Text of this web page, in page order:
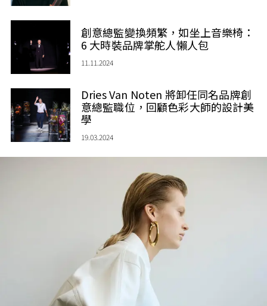
創意總監變換頻繁，如坐上音樂椅：
6 大時裝品牌掌舵人懶人包
11.11.2024
Dries Van Noten 將卸任同名品牌創
意總監職位，回顧色彩大師的設計美
學
19.03.2024